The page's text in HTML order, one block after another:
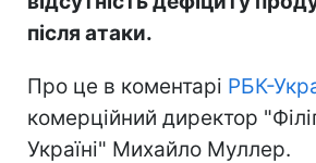
після атаки.
Про це в коментарі РБК-
комерційний директор
Україні" Михайло Муллер.